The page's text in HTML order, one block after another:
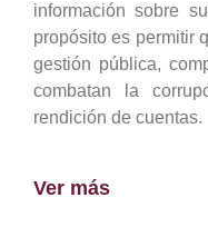
información sobre
propósito es permitir
gestión pública,
combatan la
rendición de cuentas.
Ver más